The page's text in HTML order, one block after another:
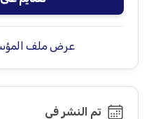
عرض ملف
تم النشر في